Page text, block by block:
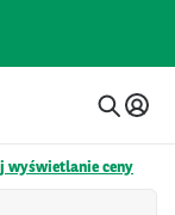
wyświetlanie ceny